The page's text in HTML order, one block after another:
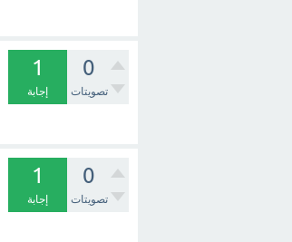
0
تصويتات
1
إجابة
0
تصويتات
1
إجابة